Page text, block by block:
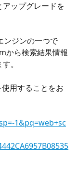
ップグレードを
ンジンの一つで
から検索結果情報
。
用することをお
1&pq=web+sc